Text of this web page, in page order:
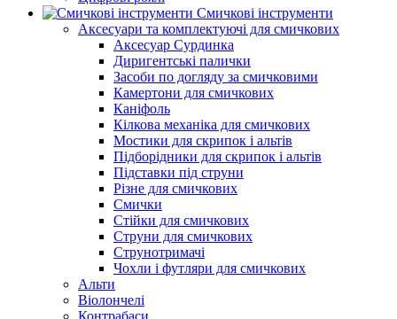
Смичкові інструменти
Аксесуари та комплектуючі для смичкових
Аксесуар Сурдинка
Диригентські палички
Засоби по догляду за смичковими
Камертони для смичкових
Каніфоль
Кілкова механіка для смичкових
Мостики для скрипок і альтів
Підборiдники для скрипок і альтів
Підставки під струни
Різне для смичкових
Смички
Стійки для смичкових
Струни для смичкових
Струнотримачі
Чохли і футляри для смичкових
Альти
Віолончелі
Контрабаси